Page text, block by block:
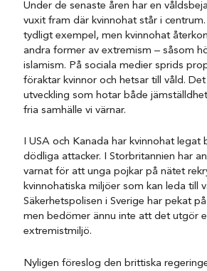
Under de senaste åren har en
vuxit fram där kvinnohat står i
tydligt exempel, men kvinnohat
andra former av extremism – såsom
islamism. På sociala medier sprids
föraktar kvinnor och hetsar till våld.
utveckling som hotar både
fria samhälle vi värnar.
I USA och Kanada har kvinnohat legat
dödliga attacker. I Storbritannien har
varnat för att unga pojkar på nätet
kvinnohatiska miljöer som kan leda till
Säkerhetspolisen i Sverige har pekat
men bedömer ännu inte att det utgör
extremistmiljö.
Nyligen föreslog den brittiska